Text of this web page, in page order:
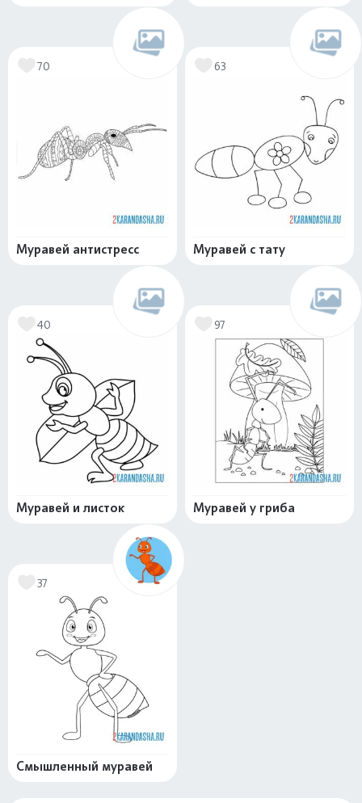
70
Муравей антистресс
63
Муравей с тату
40
Муравей и листок
97
Муравей у гриба
37
Смышленный муравей